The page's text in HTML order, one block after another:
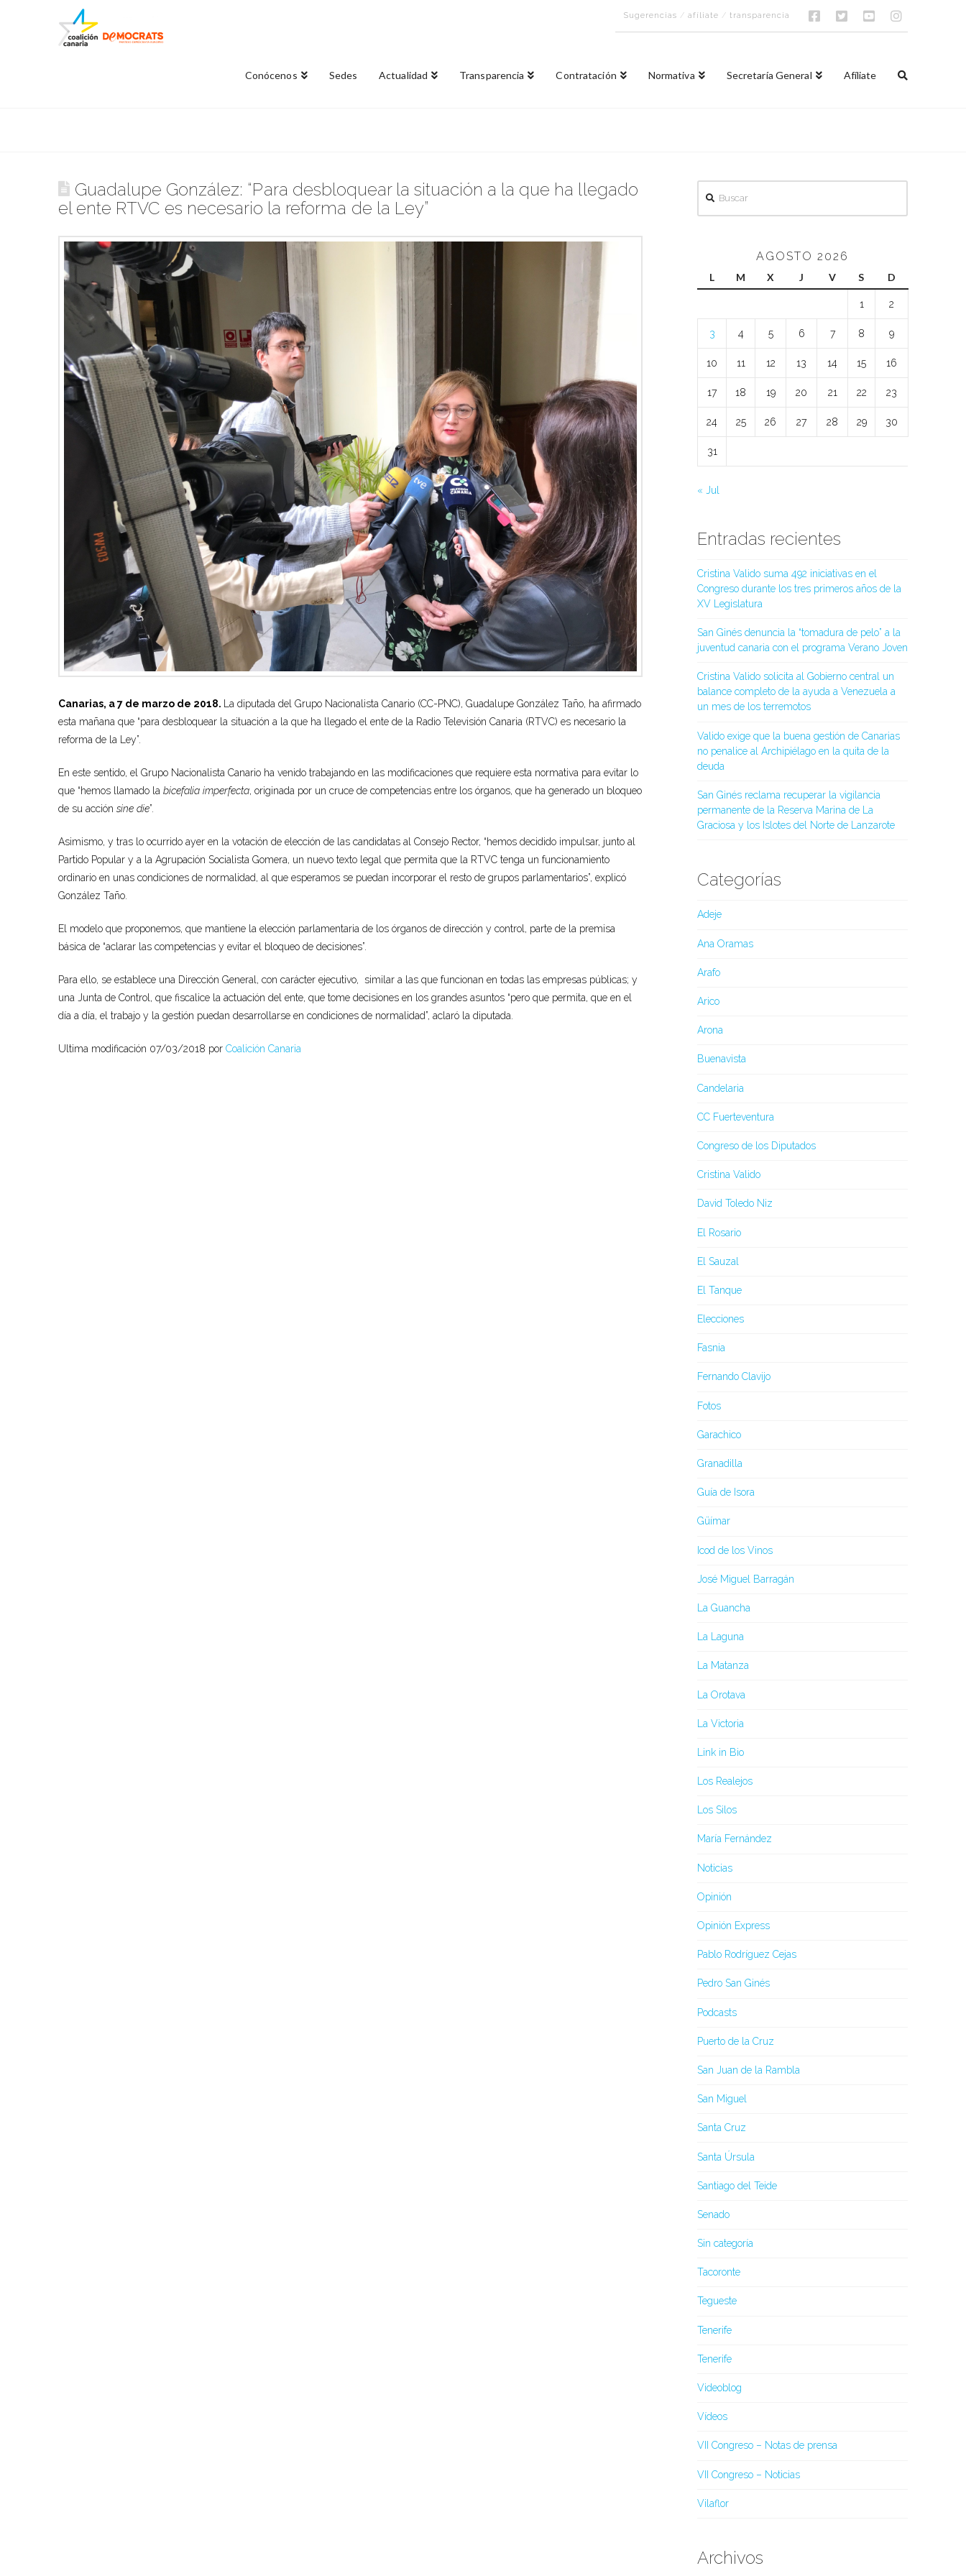
Sugerencias /afíliate /transparencia
Conócenos Sedes Actualidad Transparencia Contratación Normativa Secretaría General Afíliate
Guadalupe González: “Para desbloquear la situación a la que ha llegado
el ente RTVC es necesario la reforma de la Ley”
Canarias, a 7 de marzo de 2018.
La diputada del Grupo Nacionalista Canario (CC-PNC), Guadalupe González Taño, ha afirmado
esta mañana que “para desbloquear la situación a la que ha llegado el ente de la Radio Televisión Canaria (RTVC) es necesario la
reforma de la Ley”.
En este sentido, el Grupo Nacionalista Canario ha venido trabajando en las modificaciones que requiere esta normativa para evitar lo
que “hemos llamado la bicefalia imperfecta, originada por un cruce de competencias entre los órganos, que ha generado un bloqueo
de su acción sine die”.
Asimismo, y tras lo ocurrido ayer en la votación de elección de las candidatas al Consejo Rector, “hemos decidido impulsar, junto al
Partido Popular y a la Agrupación Socialista Gomera, un nuevo texto legal que permita que la RTVC tenga un funcionamiento
ordinario en unas condiciones de normalidad, al que esperamos se puedan incorporar el resto de grupos parlamentarios”, explicó
González Taño.
El modelo que proponemos, que mantiene la elección parlamentaria de los órganos de dirección y control, parte de la premisa
básica de “aclarar las competencias y evitar el bloqueo de decisiones”.
Para ello, se establece una Dirección General, con carácter ejecutivo, similar a las que funcionan en todas las empresas públicas; y
una Junta de Control, que fiscalice la actuación del ente, que tome decisiones en los grandes asuntos “pero que permita, que en el
día a día, el trabajo y la gestión puedan desarrollarse en condiciones de normalidad”, aclaró la diputada.
Ultima modificación 07/03/2018 por Coalición Canaria
AGOSTO 2026
L M X J V S D
1 2
3 4 5 6 7 8 9
10 11 12 13 14 15 16
17 18 19 20 21 22 23
24 25 26 27 28 29 30
31
« Jul
Entradas recientes
Cristina Valido suma 492 iniciativas en el
Congreso durante los tres primeros años de la
XV Legislatura
San Ginés denuncia la “tomadura de pelo” a la
juventud canaria con el programa Verano Joven
Cristina Valido solicita al Gobierno central un
balance completo de la ayuda a Venezuela a
un mes de los terremotos
Valido exige que la buena gestión de Canarias
no penalice al Archipiélago en la quita de la
deuda
San Ginés reclama recuperar la vigilancia
permanente de la Reserva Marina de La
Graciosa y los Islotes del Norte de Lanzarote
Categorías
Adeje
Ana Oramas
Arafo
Arico
Arona
Buenavista
Candelaria
CC Fuerteventura
Congreso de los Diputados
Cristina Valido
David Toledo Niz
El Rosario
El Sauzal
El Tanque
Elecciones
Fasnia
Fernando Clavijo
Fotos
Garachico
Granadilla
Guía de Isora
Güímar
Icod de los Vinos
José Miguel Barragán
La Guancha
La Laguna
La Matanza
La Orotava
La Victoria
Link in Bio
Los Realejos
Los Silos
María Fernández
Noticias
Opinión
Opinión Express
Pablo Rodríguez Cejas
Pedro San Ginés
Podcasts
Puerto de la Cruz
San Juan de la Rambla
San Miguel
Santa Cruz
Santa Úrsula
Santiago del Teide
Senado
Sin categoría
Tacoronte
Tegueste
Tenerife
Tenerife
Videoblog
Vídeos
VII Congreso – Notas de prensa
VII Congreso – Noticias
Vilaflor
Archivos